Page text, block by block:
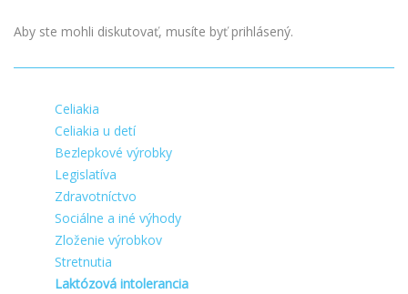
Aby ste mohli diskutovať, musíte byť prihlásený.
Celiakia
Celiakia u detí
Bezlepkové výrobky
Legislatíva
Zdravotníctvo
Sociálne a iné výhody
Zloženie výrobkov
Stretnutia
Laktózová intolerancia